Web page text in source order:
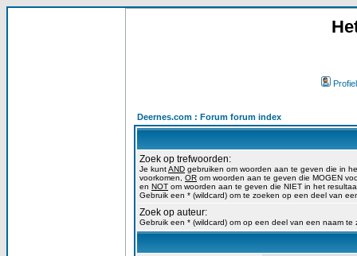
Profiel
Deernes.com : Forum forum index
Zoek op trefwoorden:
Je kuntAND gebruiken om woorden aan te geven die in
voorkomen, OR om woorden aan te geven die MOGEN
en NOT om woorden aan te geven die NIET in het
Gebruik een * (wildcard) om te zoeken op een deel van
Zoek op auteur:
Gebruik een * (wildcard) om op een deel van een naam te